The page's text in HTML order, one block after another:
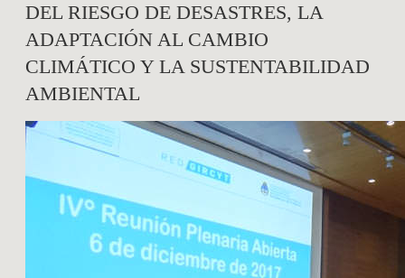
DEL RIESGO DE DESASTRES, LA
ADAPTACIÓN AL CAMBIO
CLIMÁTICO Y LA SUSTENTABILIDAD
AMBIENTAL